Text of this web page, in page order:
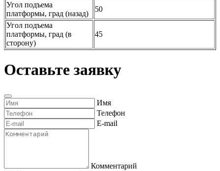
Угол подъема
платформы, град (назад)
50
Угол подъема
платформы, град (в
сторону)
45
Оставьте заявку
Имя
Телефон
E-mail
Комментарий